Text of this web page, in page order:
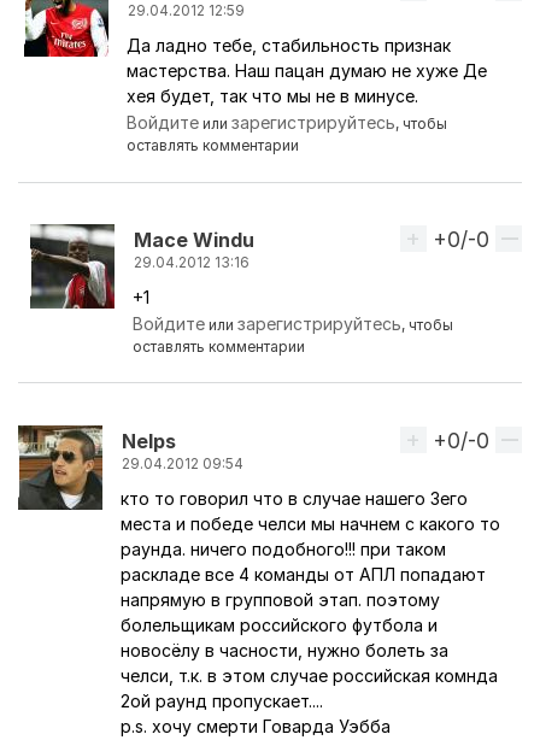
29.04.2012 12:59
Ответ на комментарий пользователяMidas
Да ладно тебе, стабильность признак
мастерства. Наш пацан думаю не хуже Де
хея будет, так что мы не в минусе.
Войдите илизарегистрируйтесь, чтобы
оставлять комментарии
Mace Windu
29.04.2012 13:16
Ответ на комментарий пользователяWin
Вверх
+0/-0
+1
Войдите илизарегистрируйтесь, чтобы
оставлять комментарии
Nelps
29.04.2012 09:54
Вверх
+0/-0
кто то говорил что в случае нашего 3его
места и победе челси мы начнем с какого то
раунда. ничего подобного!!! при таком
раскладе все 4 команды от АПЛ попадают
напрямую в групповой этап. поэтому
болельщикам российского футбола и
новосёлу в часности, нужно болеть за
челси, т.к. в этом случае российская комнда
2ой раунд пропускает....
p.s. хочу смерти Говарда Уэбба